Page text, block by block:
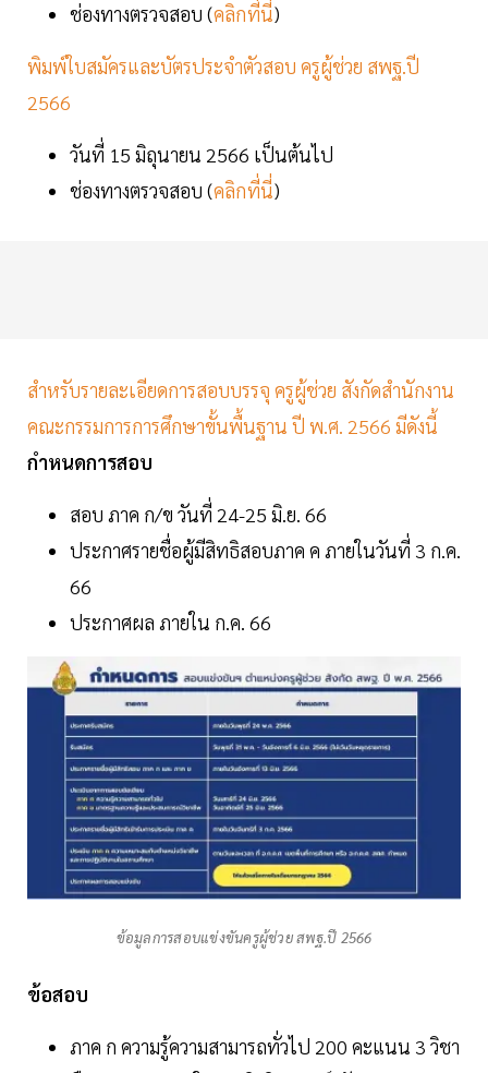
ช่องทางตรวจสอบ (คลิกที่นี่)
พิมพ์ใบสมัครและบัตรประจำตัวสอบ ครูผู้ช่วย สพฐ.ปี
2566
วันที่ 15 มิถุนายน 2566 เป็นต้นไป
ช่องทางตรวจสอบ (คลิกที่นี่)
สำหรับรายละเอียดการสอบบรรจุ ครูผู้ช่วย สังกัดสำนักงาน
คณะกรรมการการศึกษาขั้นพื้นฐาน ปี พ.ศ. 2566 มีดังนี้
กำหนดการสอบ
สอบ ภาค ก/ข วันที่ 24-25 มิ.ย. 66
ประกาศรายชื่อผู้มีสิทธิสอบภาค ค ภายในวันที่ 3 ก.ค.
66
ประกาศผล ภายใน ก.ค. 66
ข้อมูลการสอบแข่งขันครูผู้ช่วย สพฐ.ปี 2566
ข้อสอบ
ภาค ก ความรู้ความสามารถทั่วไป 200 คะแนน 3 วิชา